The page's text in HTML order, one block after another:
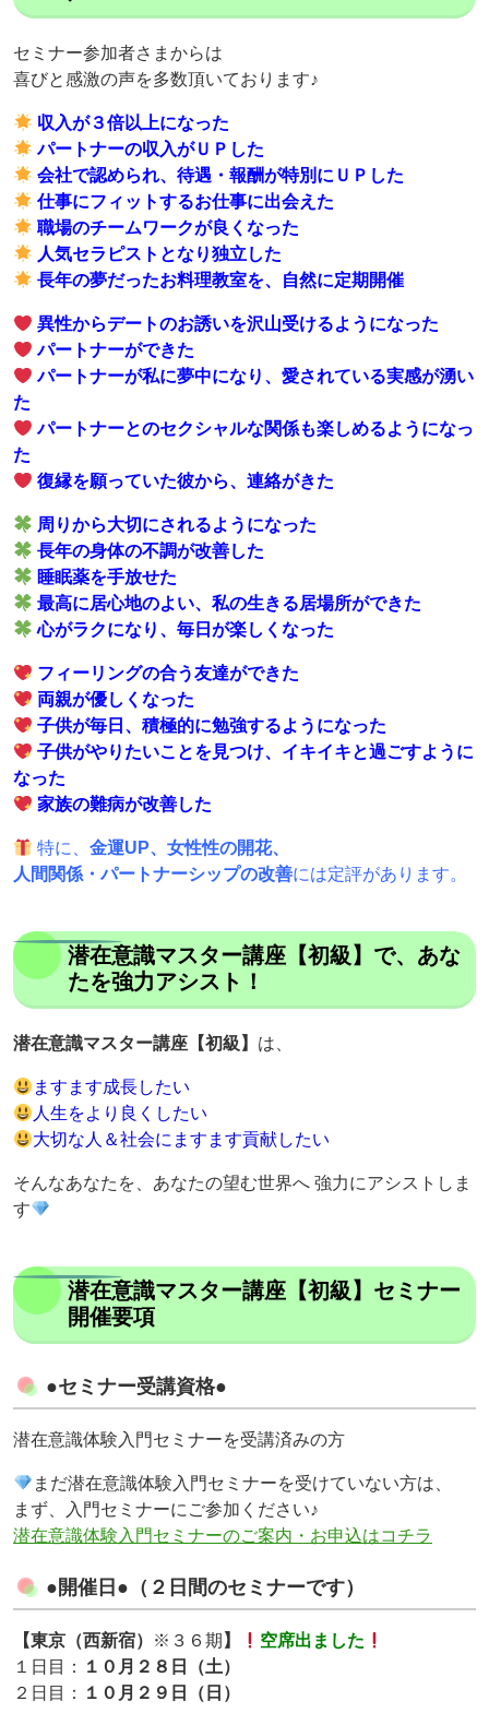
セミナー参加者さまからは
喜びと感激の声を多数頂いております♪
収入が３倍以上になった
パートナーの収入がＵＰした
会社で認められ、待遇・報酬が特別にＵＰした
仕事にフィットするお仕事に出会えた
職場のチームワークが良くなった
人気セラピストとなり独立した
長年の夢だったお料理教室を、自然に定期開催
異性からデートのお誘いを沢山受けるようになった
パートナーができた
パートナーが私に夢中になり、愛されている実感が湧い
た
パートナーとのセクシャルな関係も楽しめるようになっ
た
復縁を願っていた彼から、連絡がきた
周りから大切にされるようになった
長年の身体の不調が改善した
睡眠薬を手放せた
最高に居心地のよい、私の生きる居場所ができた
心がラクになり、毎日が楽しくなった
フィーリングの合う友達ができた
両親が優しくなった
子供が毎日、積極的に勉強するようになった
子供がやりたいことを見つけ、イキイキと過ごすように
なった
家族の難病が改善した
特に、金運UP、女性性の開花、
人間関係・パートナーシップの改善には定評があります。
潜在意識マスター講座【初級】で、あな
たを強力アシスト！
潜在意識マスター講座【初級】 は、
ますます成長したい
人生をより良くしたい
大切な人＆社会にますます貢献したい
そんなあなたを、あなたの望む世界へ 強力にアシストしま
す
潜在意識マスター講座【初級】セミナー
開催要項
●セミナー受講資格●
潜在意識体験入門セミナーを受講済みの方
まだ潜在意識体験入門セミナーを受けていない方は、
まず、入門セミナーにご参加ください♪
潜在意識体験入門セミナーのご案内・お申込はコチラ
●開催日●（２日間のセミナーです）
【東京（西新宿） ※３６期 】
空席出ました
１日目：
１０月２８日（土）
２日目：
１０月２９日（日）